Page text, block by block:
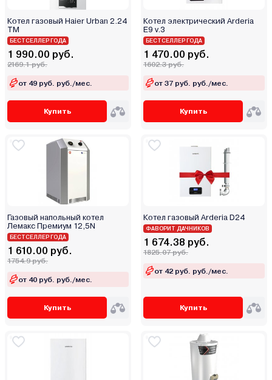
Котел газовый Haier Urban 2.24
TM
БЕСТСЕЛЛЕР ГОДА
1 990.00 руб.
2169.1 руб.
от 49 руб. руб./мес.
Купить
Котел электрический Arderia
E9 v.3
БЕСТСЕЛЛЕР ГОДА
1 470.00 руб.
1602.3 руб.
от 37 руб. руб./мес.
Купить
Газовый напольный котел
Лемакс Премиум 12,5N
БЕСТСЕЛЛЕР ГОДА
1 610.00 руб.
1754.9 руб.
от 40 руб. руб./мес.
Купить
Котел газовый Arderia D24
ФАВОРИТ ДАЧНИКОВ
1 674.38 руб.
1825.07 руб.
от 42 руб. руб./мес.
Купить